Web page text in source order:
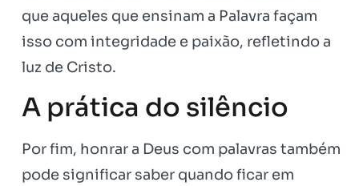
que aqueles que ensinam a Palavra façam
isso com integridade e paixão, refletindo a
luz de Cristo.
A prática do silêncio
Por fim, honrar a Deus com palavras também
pode significar saber quando ficar em